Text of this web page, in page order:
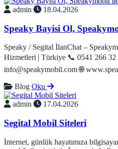
admin 18.04.2026
Speaky Bayisi Ol,
Speaky / Segital İlanChat –
Hizmetleri | Türkiye 📞 0541 266
info@speakymobil.com 🌐
Blog Oku
admin 17.04.2026
Segital Mobil Siteleri
İnternet, günlük hayatımıza